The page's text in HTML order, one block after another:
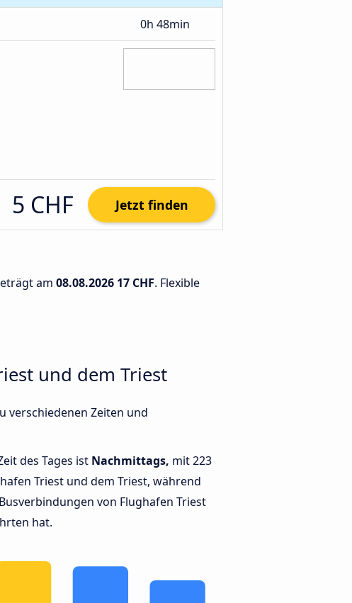
0h 48min
5 CHF Jetzt finden
am 08.08.2026 17 CHF. Flexible
und dem Triest
verschiedenen Zeiten und
des Tages ist Nachmittags, mit 223
Triest und dem Triest, während
von Flughafen Triest
hat.